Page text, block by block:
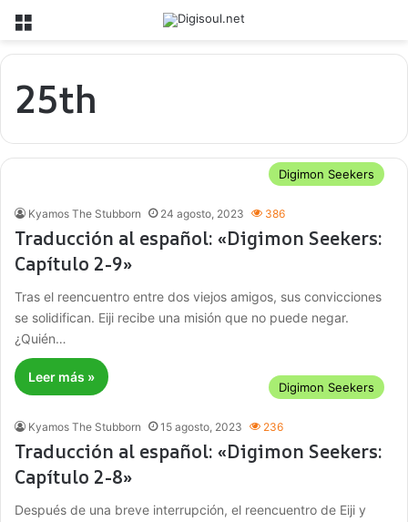
Menú
25th
Digimon Seekers
Kyamos The Stubborn 24 agosto, 2023 386
Traducción al español: «Digimon Seekers:
Capítulo 2-9»
Tras el reencuentro entre dos viejos amigos, sus convicciones
se solidifican. Eiji recibe una misión que no puede negar.
¿Quién…
Leer más »
Digimon Seekers
Kyamos The Stubborn 15 agosto, 2023 236
Traducción al español: «Digimon Seekers:
Capítulo 2-8»
Después de una breve interrupción, el reencuentro de Eiji y